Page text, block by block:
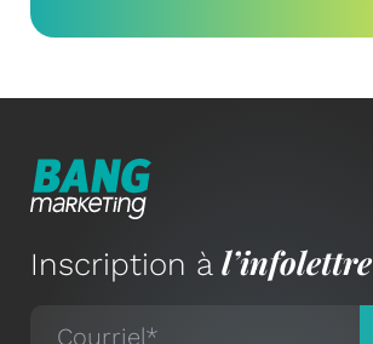
Inscription à l’infolettre